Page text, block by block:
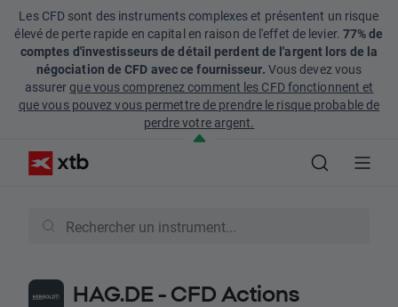
Les CFD sont des instruments complexes et présentent un risque
élevé de perte rapide en capital en raison de l'effet de levier. 77% de
comptes d'investisseurs de détail perdent de l'argent lors de la
négociation de CFD avec ce fournisseur. Vous devez vous
assurerque vous comprenez comment les CFD fonctionnent et
que vous pouvez vous permettre de prendre le risque probable de
perdre votre argent.
HAG.DE - CFD Actions